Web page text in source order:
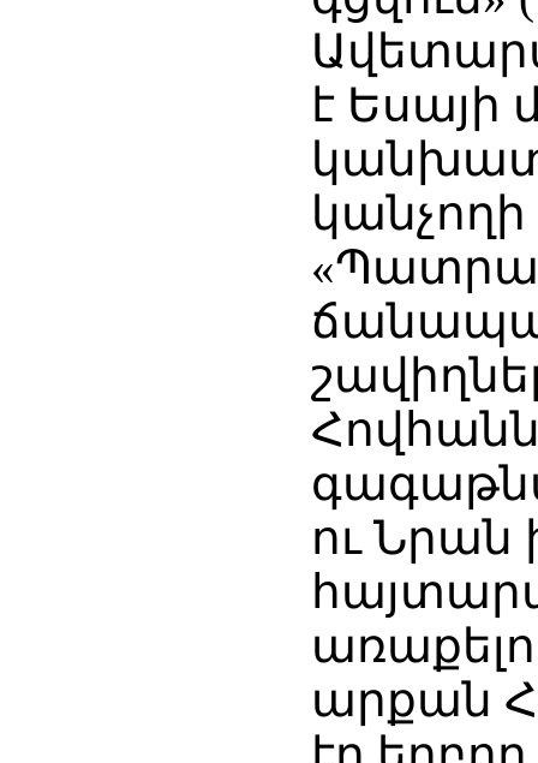
է Եսայի
կանչողի
ու Նրան
արքան